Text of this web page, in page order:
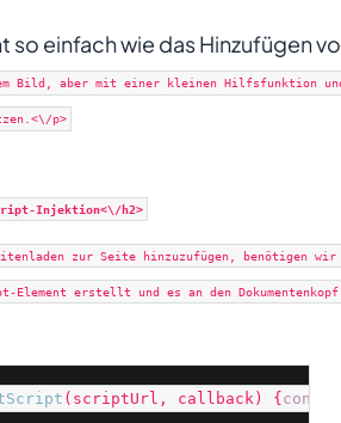
so einfach wie das Hinzufügen
Bild, aber mit einer kleinen Hilfsfunktion
p>
Injektion<\/h2>
zur Seite hinzuzufügen, benötigen
erstellt und es an den
( scriptUrl, callback ) { const